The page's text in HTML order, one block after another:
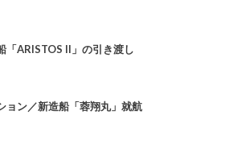
「ARISTOS II」の引き渡し
ョン／新造船「蓉翔丸」就航